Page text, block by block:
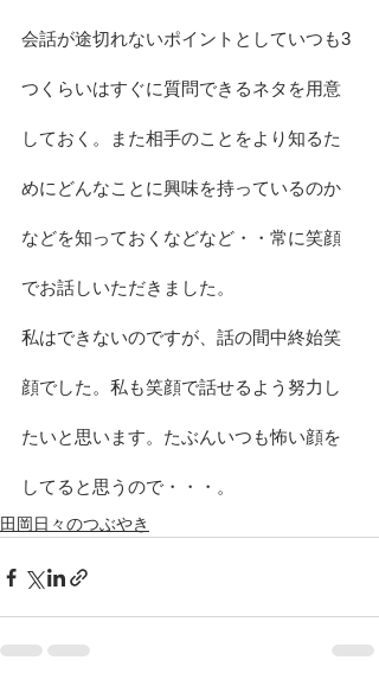
会話が途切れないポイントとしていつも3
つくらいはすぐに質問できるネタを用意
しておく。また相手のことをより知るた
めにどんなことに興味を持っているのか
などを知っておくなどなど・・常に笑顔
でお話しいただきました。
私はできないのですが、話の間中終始笑
顔でした。私も笑顔で話せるよう努力し
たいと思います。たぶんいつも怖い顔を
してると思うので・・・。
田岡日々のつぶやき